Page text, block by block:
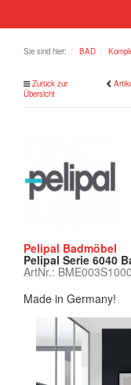
Sie sind hier: BAD
Zurück zur
Übersicht
Pelipal Badmöbel
Pelipal Serie 6040
ArtNr.:
Made in Germany!